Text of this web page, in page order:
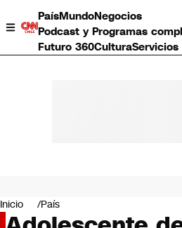
PaísMundoNegocios
Podcast y Programas
Futuro 360CulturaServicios
Negocios
Deportes
Inicio País